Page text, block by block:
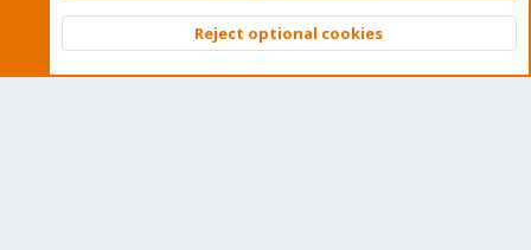
Community platform by XenForo © 2010-2026 XenForo Ltd.
Top
Reject optional cookies